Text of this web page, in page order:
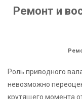
Ремонт и
Роль приводного
невозможно
крутящего момента